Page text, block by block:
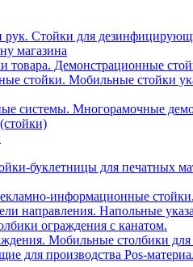
Стойки для
магазина
товара. Демонстрационные
стойки. Мобильные стойки
системы. Многорамочные
буклетницы для печатных
информационные стойки.
направления. Напольные
ограждения с канатом.
Мобильные столбики
для производства Pos-